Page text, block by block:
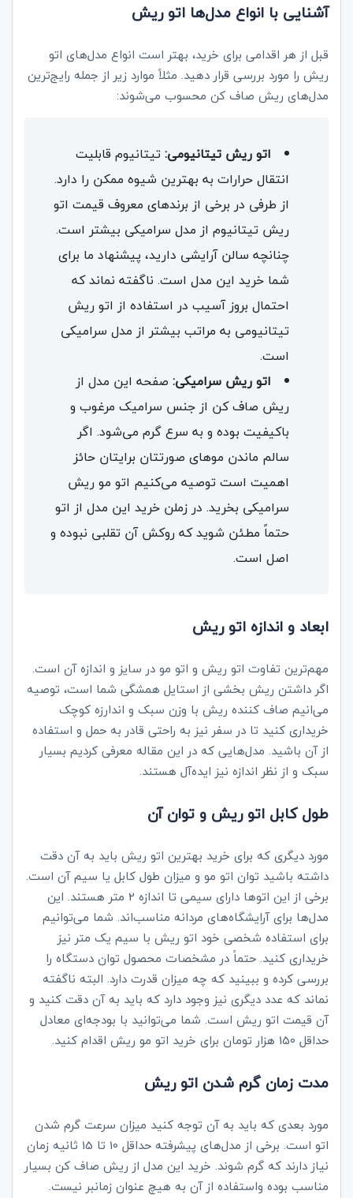
آشنایی با انواع مدل‌ها اتو ریش
قبل از هر اقدامی برای خرید، بهتر است انواع مدل‌های اتو
ریش را مورد بررسی قرار دهید. مثلاً موارد زیر از جمله رایج‌ترین
مدل‌های ریش صاف کن محسوب می‌شوند:
اتو ریش تیتانیومی:تیتانیوم قابلیت
انتقال حرارات به بهترین شیوه ممکن را دارد.
از طرفی در برخی از برندهای معروف قیمت اتو
ریش تیتانیوم از مدل سرامیکی بیشتر است.
چنانچه سالن آرایشی دارید، پیشنهاد ما برای
شما خرید این مدل است. ناگفته نماند که
احتمال بروز آسیب در استفاده از اتو ریش
تیتانیومی به مراتب بیشتر از مدل سرامیکی
است.
اتو ریش سرامیکی: صفحه این مدل از
ریش صاف کن از جنس سرامیک مرغوب و
باکیفیت بوده و به سرع گرم می‌شود. اگر
سالم ماندن موهای صورتتان برایتان حائز
اهمیت است توصیه می‌کنیم اتو مو ریش
سرامیکی بخرید. در زملن خرید این مدل از اتو
حتماً مطئن شوید که روکش آن تقلبی نبوده و
اصل است.
ابعاد و اندازه اتو ریش
مهم‌ترین تفاوت اتو ریش و اتو مو در سایز و اندازه آن است.
اگر داشتن ریش بخشی از استایل همشگی شما است، توصیه
می‌انیم صاف کننده ریش با وزن سبک و اندارزه کوچک
خریداری کنید تا در سفر نیز به راحتی قادر به حمل و استفاده
از آن باشید. مدل‌هایی که در این مقاله معرفی کردیم بسیار
سبک و از نظر اندازه نیز ایده‌آل هستند.
طول کابل اتو ریش و توان آن
مورد دیگری که برای خرید بهترین اتو ریش باید به آن دقت
داشته باشید توان اتو مو و میزان طول کابل یا سیم آن است.
برخی از این اتوها دارای سیمی تا اندازه 2 متر هستند. این
مدل‌ها برای آرایشگاه‌های مردانه مناسب‌اند. شما می‌توانیم
برای استفاده شخصی خود اتو ریش با سیم یک متر نیز
خریداری کنید. حتماً در مشخصات محصول توان دستگاه را
بررسی کرده و ببینید که چه میزان قدرت دارد. البته ناگفته
نماند که عدد دیگری نیز وجود دارد که باید به آن دقت کنید و
آن قیمت اتو ریش است. شما می‌توانید با بودجه‌ای معادل
حداقل 150 هزار تومان برای خرید اتو مو ریش اقدام کنید.
مدت زمان گرم شدن اتو ریش
مورد بعدی که باید به آن توجه کنید میزان سرعت گرم شدن
اتو است. برخی از مدل‌های پیشرفته حداقل 10 تا 15 ثانیه زمان
نیاز دارند که گرم شوند. خرید این مدل از ریش صاف کن بسیار
مناسب بوده واستفاده از آن به هیچ عنوان زمانبر نیست.